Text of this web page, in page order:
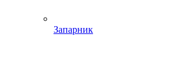
Запарник